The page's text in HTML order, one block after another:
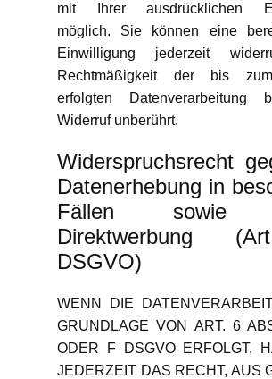
mit Ihrer ausdrücklichen
möglich. Sie können eine
Einwilligung jederzeit
Rechtmäßigkeit der bis
erfolgten Datenverarbeitung
Widerruf unberührt.
Widerspruchsrecht
Datenerhebung in
Fällen sowie
Direktwerbung
DSGVO)
WENN DIE
GRUNDLAGE VON ART. 6
ODER F DSGVO ERFOLGT,
JEDERZEIT DAS RECHT, AUS